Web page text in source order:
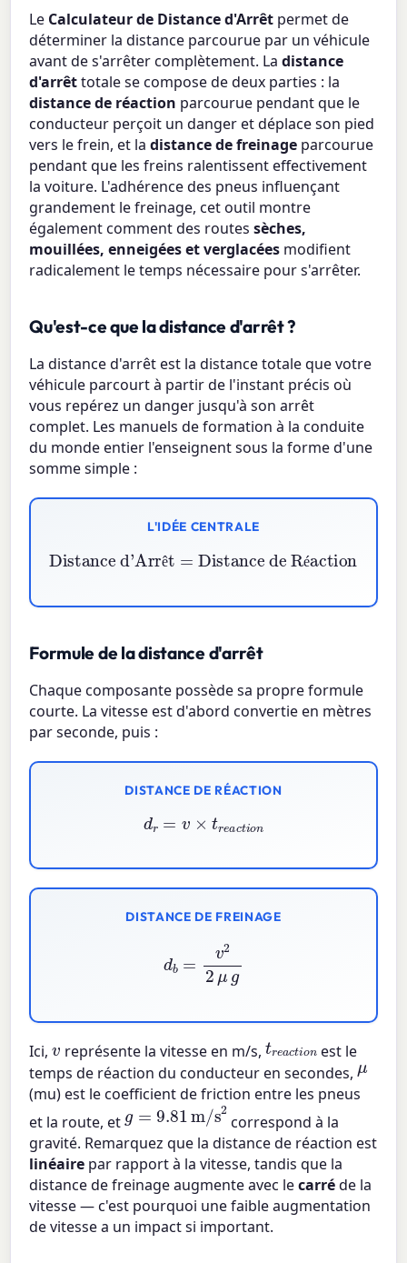
Le Calculateur de Distance d'Arrêt permet de
déterminer la distance parcourue par un véhicule
avant de s'arrêter complètement. Ladistance
d'arrêttotale se compose de deux parties : la
distance de réaction parcourue pendant que le
conducteur perçoit un danger et déplace son pied
vers le frein, et ladistance de freinage parcourue
pendant que les freins ralentissent effectivement
la voiture. L'adhérence des pneus influençant
grandement le freinage, cet outil montre
également comment des routessèches,
mouillées, enneigées et verglacées modifient
radicalement le temps nécessaire pour s'arrêter.
Qu'est-ce que la distance d'arrêt ?
La distance d'arrêt est la distance totale que votre
véhicule parcourt à partir de l'instant précis où
vous repérez un danger jusqu'à son arrêt
complet. Les manuels de formation à la conduite
du monde entier l'enseignent sous la forme d'une
somme simple :
L'IDÉE CENTRALE
ê é
Distance d'Arrêt=
Distance de Réaction+Distance de Freinage
Formule de la distance d'arrêt
Chaque composante possède sa propre formule
courte. La vitesse est d'abord convertie en mètres
par seconde, puis :
DISTANCE DE RÉACTION
d =v × rea o
DISTANCE DE FREINAGE
2μ
Ici,v représente la vitesse en m/s, tr ac on
est le
temps de réaction du conducteur en secondes,μ
(mu) est le coefficient de friction entre les pneus
et la route, et
g=9.81m/s2
correspond à la
gravité. Remarquez que la distance de réaction est
linéaire par rapport à la vitesse, tandis que la
distance de freinage augmente avec lecarréde la
vitesse — c'est pourquoi une faible augmentation
de vitesse a un impact si important.